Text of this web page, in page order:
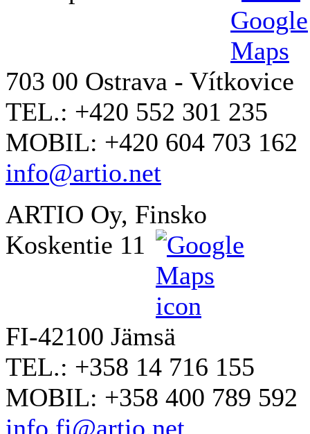
703 00 Ostrava - Vítkovice
TEL.: +420 552 301 235
MOBIL: +420 604 703 162
info@artio.net
ARTIO Oy, Finsko
Koskentie 11
FI-42100 Jämsä
TEL.: +358 14 716 155
MOBIL: +358 400 789 592
info.fi@artio.net